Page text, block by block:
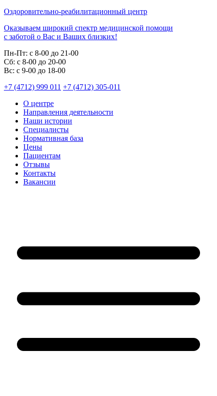
Оздоровительно-реабилитационный центр
Оказываем широкий спектр медицинской помощи
с заботой о Вас и Ваших близких!
Пн-Пт: с 8-00 до 21-00
Cб: с 8-00 до 20-00
Вс: с 9-00 до 18-00
+7 (4712) 999 011 +7 (4712) 305-011
О центре
Направления деятельности
Наши истории
Специалисты
Нормативная база
Цены
Пациентам
Отзывы
Контакты
Вакансии